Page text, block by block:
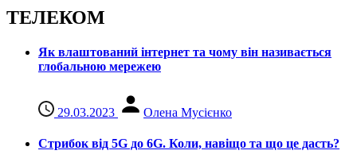
ТЕЛЕКОМ
Як влаштований інтернет та чому він називається
глобальною мережею
29.03.2023 Олена Мусієнко
Стрибок від 5G до 6G. Коли, навіщо та що це даcть?